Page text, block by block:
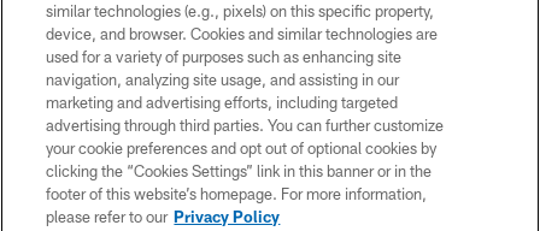
© 2026 Forty Niners Football Company LLC
TERMS AND CONDITIONS
PRIVACY POLICY
ACCESSIBILITY
CONTACT US
similar technologies (e.g., pixels) on this specific property,
device, and browser. Cookies and similar technologies are
used for a variety of purposes such as enhancing site
navigation, analyzing site usage, and assisting in our
marketing and advertising efforts, including targeted
advertising through third parties. You can further customize
your cookie preferences and opt out of optional cookies by
clicking the “Cookies Settings” link in this banner or in the
footer of this website’s homepage. For more information,
please refer to our Privacy Policy